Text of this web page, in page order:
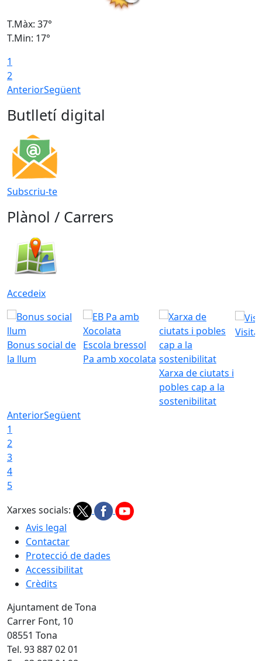
T.Màx: 37°
T.Min: 17°
1
2
AnteriorSegüent
Butlletí digital
Subscriu-te
Plànol / Carrers
Accedeix
Bonus social de
la llum
Escola bressol
Pa amb xocolata
Xarxa de ciutats i
pobles cap a la
sostenibilitat
Visita
AnteriorSegüent
1
2
3
4
5
Xarxes socials:
Avis legal
Contactar
Protecció de dades
Accessibilitat
Crèdits
Ajuntament de Tona
Carrer Font, 10
08551 Tona
Tel. 93 887 02 01